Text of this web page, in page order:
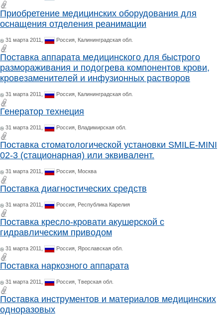
Приобретение медицинских оборудования для
оснащения отделения реанимации
31 марта 2011, Россия, Калининградская обл.
Поставка аппарата медицинского для быстрого
размораживания и подогрева компонентов крови,
кровезаменителей и инфузионных растворов
31 марта 2011, Россия, Калининградская обл.
Генератор технеция
31 марта 2011, Россия, Владимирская обл.
Поставка стоматологической установки SMILE-MINI
02-3 (стационарная) или эквивалент.
31 марта 2011, Россия, Москва
Поставка диагностических средств
31 марта 2011, Россия, Республика Карелия
Поставка кресло-кровати акушерской с
гидравлическим приводом
31 марта 2011, Россия, Ярославская обл.
Поставка наркозного аппарата
31 марта 2011, Россия, Тверская обл.
Поставка инструментов и материалов медицинских
одноразовых